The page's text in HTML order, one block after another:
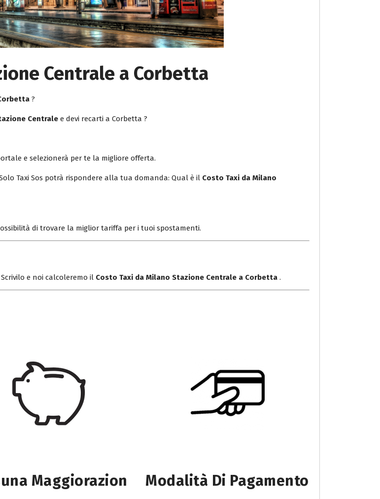
Centrale a Corbetta
?
Centrale e devi recarti a Corbetta ?
e selezionerà per te la migliore offerta.
Taxi Sos potrà rispondere alla tua domanda: Qual è il Costo Taxi da Milano
di trovare la miglior tariffa per i tuoi spostamenti.
e noi calcoleremo il Costo Taxi da Milano Stazione Centrale a Corbetta .
Maggiorazion
Modalità Di Pagamento